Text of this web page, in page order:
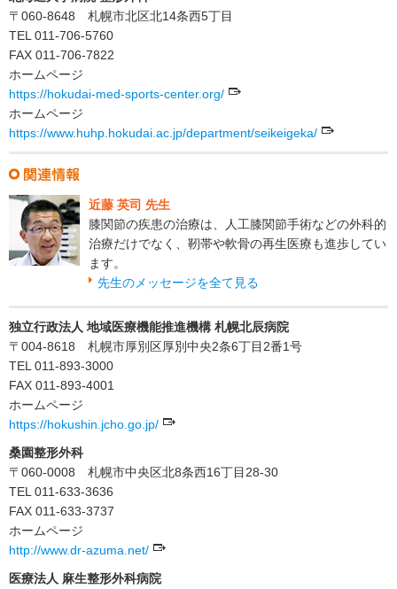
〒060-8648 札幌市北区北14条西5丁目
TEL 011-706-5760
FAX 011-706-7822
ホームページ
https://hokudai-med-sports-center.org/
ホームページ
https://www.huhp.hokudai.ac.jp/department/seikeigeka/
近藤 英司 先生
膝関節の疾患の治療は、人工膝関節手術などの外科的
治療だけでなく、靭帯や軟骨の再生医療も進歩してい
ます。
先生のメッセージを全て見る
独立行政法人 地域医療機能推進機構 札幌北辰病院
〒004-8618 札幌市厚別区厚別中央2条6丁目2番1号
TEL 011-893-3000
FAX 011-893-4001
ホームページ
https://hokushin.jcho.go.jp/
桑園整形外科
〒060-0008 札幌市中央区北8条西16丁目28-30
TEL 011-633-3636
FAX 011-633-3737
ホームページ
http://www.dr-azuma.net/
医療法人 麻生整形外科病院